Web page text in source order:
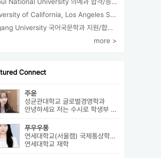
University of California, Los Angeles Sociology 합격
Sogang University 국어국문학과 지원/합격/등록
more >
Connect
주윤
성균관대학교 글로벌경영학과
안녕하세요 저는 수시로 학생부 종합전형에 지원을 해 성균관 대학교 글로...
푸우우퐁
연세대학교(서울캠) 국제통상학과 외3개
연세대학교 재학